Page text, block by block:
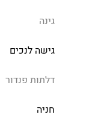
גינה
גישה לנכים
דלתות פנדור
חניה